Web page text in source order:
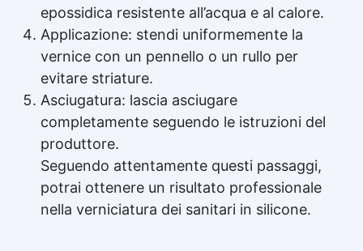
epossidica resistente all’acqua e al calore.
Applicazione: stendi uniformemente la
vernice con un pennello o un rullo per
evitare striature.
Asciugatura: lascia asciugare
completamente seguendo le istruzioni del
produttore.
Seguendo attentamente questi passaggi,
potrai ottenere un risultato professionale
nella verniciatura dei sanitari in silicone.